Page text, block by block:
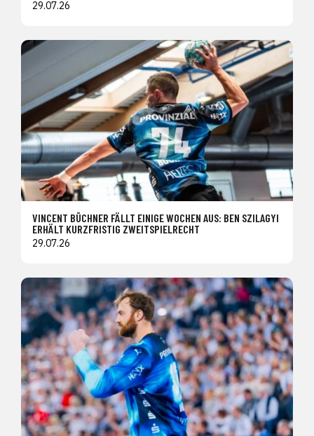
29.07.26
VINCENT BÜCHNER FÄLLT EINIGE WOCHEN AUS: BEN SZILAGYI
ERHÄLT KURZFRISTIG ZWEITSPIELRECHT
29.07.26